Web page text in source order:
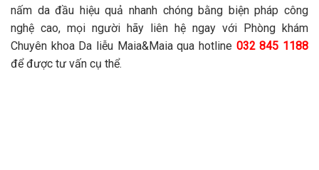
nấm da đầu hiệu quả nhanh chóng bằng biện pháp công
nghệ cao, mọi người hãy liên hệ ngay với Phòng khám
Chuyên khoa Da liễu Maia&Maia qua hotline 032 845 1188
để được tư vấn cụ thể.